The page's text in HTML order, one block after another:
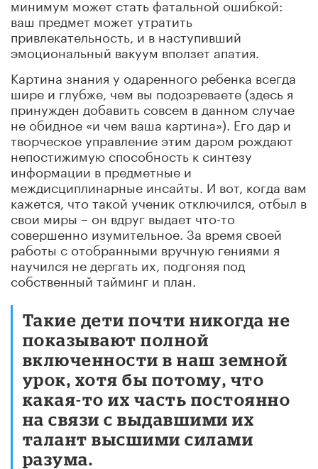
минимум может стать фатальной ошибкой:
ваш предмет может утратить
привлекательность, и в наступивший
эмоциональный вакуум вползет апатия.
Картина знания у одаренного ребенка всегда
шире и глубже, чем вы подозреваете (здесь я
принужден добавить совсем в данном случае
не обидное «и чем ваша картина»). Его дар и
творческое управление этим даром рождают
непостижимую способность к синтезу
информации в предметные и
междисциплинарные инсайты. И вот, когда вам
кажется, что такой ученик отключился, отбыл в
свои миры – он вдруг выдает что-то
совершенно изумительное. За время своей
работы с отобранными вручную гениями я
научился не дергать их, подгоняя под
собственный тайминг и план.
Такие дети почти никогда не
показывают полной
включенности в наш земной
урок, хотя бы потому, что
какая-то их часть постоянно
на связи с выдавшими их
талант высшими силами
разума.